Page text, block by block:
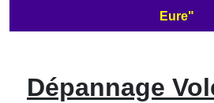
Eure"
Dépannage